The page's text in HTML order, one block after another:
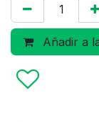
Añadir a